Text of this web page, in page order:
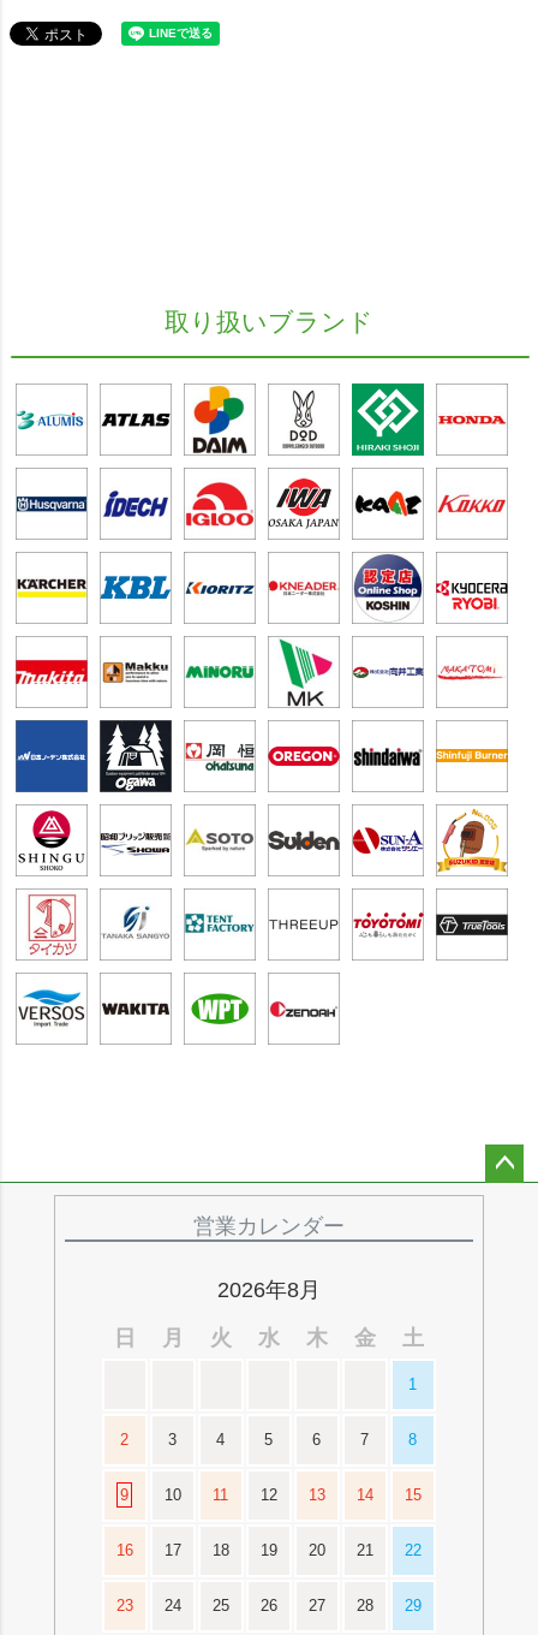
取り扱いブランド
営業カレンダー
2026年8月
日
月 火 水 木 金 土
1
2 3 4 5 6 7 8
9 10 11 12 13 14 15
16 17 18 19 20 21 22
23 24 25 26 27 28 29